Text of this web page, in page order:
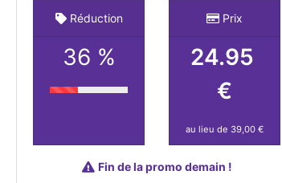
Réduction
36 %
Prix
24.95
€
au lieu de 39,00 €
Fin de la promo demain !